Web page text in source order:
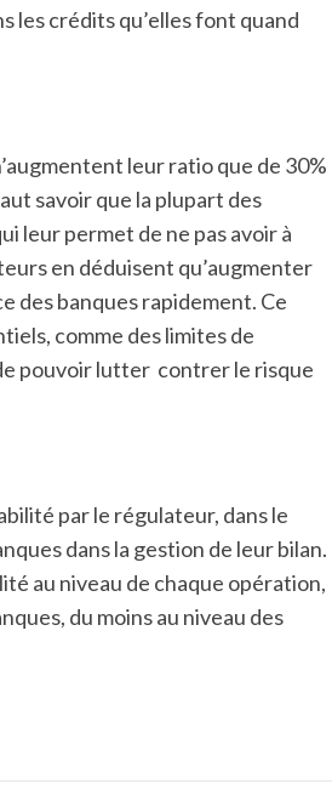
les crédits qu’elles font quand
leur ratio que de 30%
savoir que la plupart des
leur permet de ne pas avoir à
en déduisent qu’augmenter
des banques rapidement. Ce
comme des limites de
pouvoir lutter contrer le risque
par le régulateur, dans le
dans la gestion de leur bilan.
au niveau de chaque opération,
du moins au niveau des